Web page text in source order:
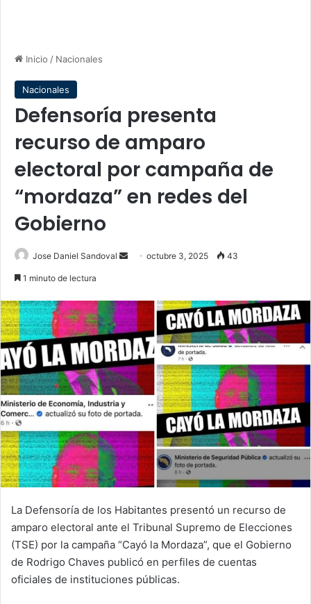
Inicio / Nacionales
Nacionales
Defensoría presenta
recurso de amparo
electoral por campaña de
“mordaza” en redes del
Gobierno
Jose Daniel Sandoval
Sendoctubre 3, 2025 43
1 minuto de lectura
La Defensoría de los Habitantes presentó un recurso de
amparo electoral ante el Tribunal Supremo de Elecciones
(TSE) por la campaña “Cayó la Mordaza”, que el Gobierno
de Rodrigo Chaves publicó en perfiles de cuentas
oficiales de instituciones públicas.